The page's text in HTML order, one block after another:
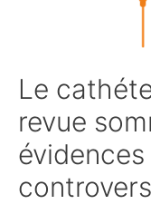
Le
revue